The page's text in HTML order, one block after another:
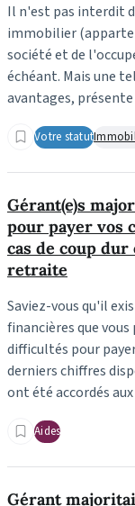
Il n'est pas interdit
immobilier
société et de
échéant. Mais une
avantages,
Votre statut
Gérant(e)s
pour payer vos
cas de coup
retraite
Saviez-vous qu'il
financières que
difficultés pour
derniers chiffres
ont été accordés
Aides
Gérant